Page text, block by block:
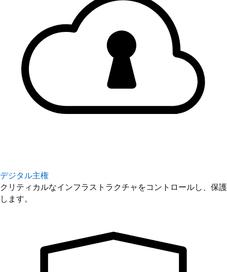
デジタル主権
クリティカルなインフラストラクチャをコントロールし、保護
します。